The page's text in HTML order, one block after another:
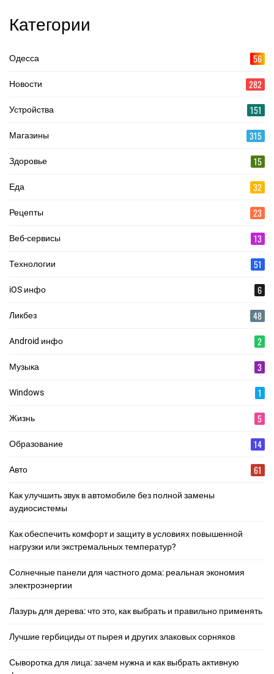
Категории
Одесса 56
Новости 282
Устройства 151
Магазины 315
Здоровье 15
Еда 32
Рецепты 23
Веб-сервисы 13
Технологии 51
iOS инфо 6
Ликбез 48
Android инфо 2
Музыка 3
Windows 1
Жизнь 5
Образование 14
Авто 61
Как улучшить звук в автомобиле без полной замены
аудиосистемы
Как обеспечить комфорт и защиту в условиях повышенной
нагрузки или экстремальных температур?
Солнечные панели для частного дома: реальная экономия
электроэнергии
Лазурь для дерева: что это, как выбрать и правильно применять
Лучшие гербициды от пырея и других злаковых сорняков
Сыворотка для лица: зачем нужна и как выбрать активную